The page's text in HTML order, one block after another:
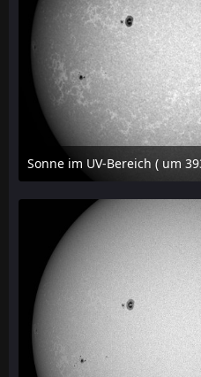
24. Juli 2026 um 20:42